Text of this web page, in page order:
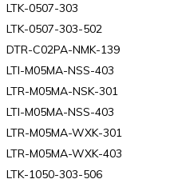
LTK-0507-303
LTK-0507-303-502
DTR-C02PA-NMK-139
LTI-M05MA-NSS-403
LTR-M05MA-NSK-301
LTI-M05MA-NSS-403
LTR-M05MA-WXK-301
LTR-M05MA-WXK-403
LTK-1050-303-506